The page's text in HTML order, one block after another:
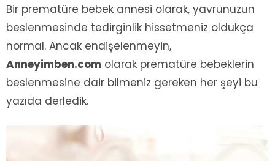
Bir prematüre bebek annesi olarak, yavrunuzun
beslenmesinde tedirginlik hissetmeniz oldukça
normal. Ancak endişelenmeyin,
Anneyimben.com olarak prematüre bebeklerin
beslenmesine dair bilmeniz gereken her şeyi bu
yazıda derledik.